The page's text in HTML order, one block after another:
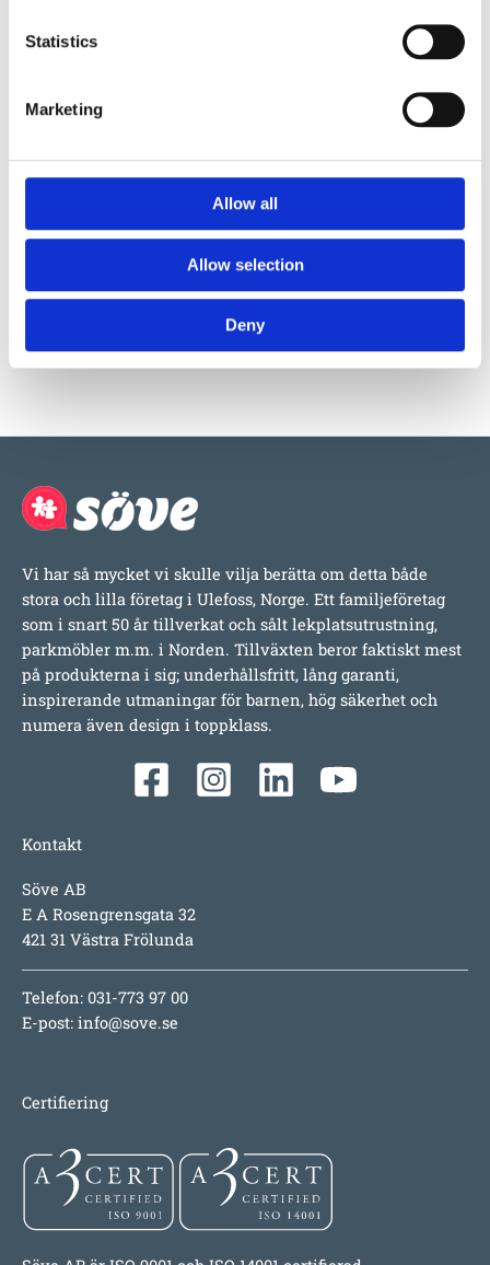
Statistics
Marketing
Allow all
Allow selection
Deny
Produktens utseende kan avvika mot de bilder som visas
på hemsidan.
Mer information om produkten, klicka här
DWG, produktblad, teknisk information, bilder etc.
Vi har så mycket vi skulle vilja berätta om detta både
stora och lilla företag i Ulefoss, Norge. Ett familjeföretag
som i snart 50 år tillverkat och sålt lekplatsutrustning,
parkmöbler m.m. i Norden. Tillväxten beror faktiskt mest
på produkterna i sig; underhållsfritt, lång garanti,
inspirerande utmaningar för barnen, hög säkerhet och
numera även design i toppklass.
Kontakt
Söve AB
E A Rosengrensgata 32
421 31 Västra Frölunda
Telefon: 031-773 97 00
E-post: info@sove.se
Certifiering